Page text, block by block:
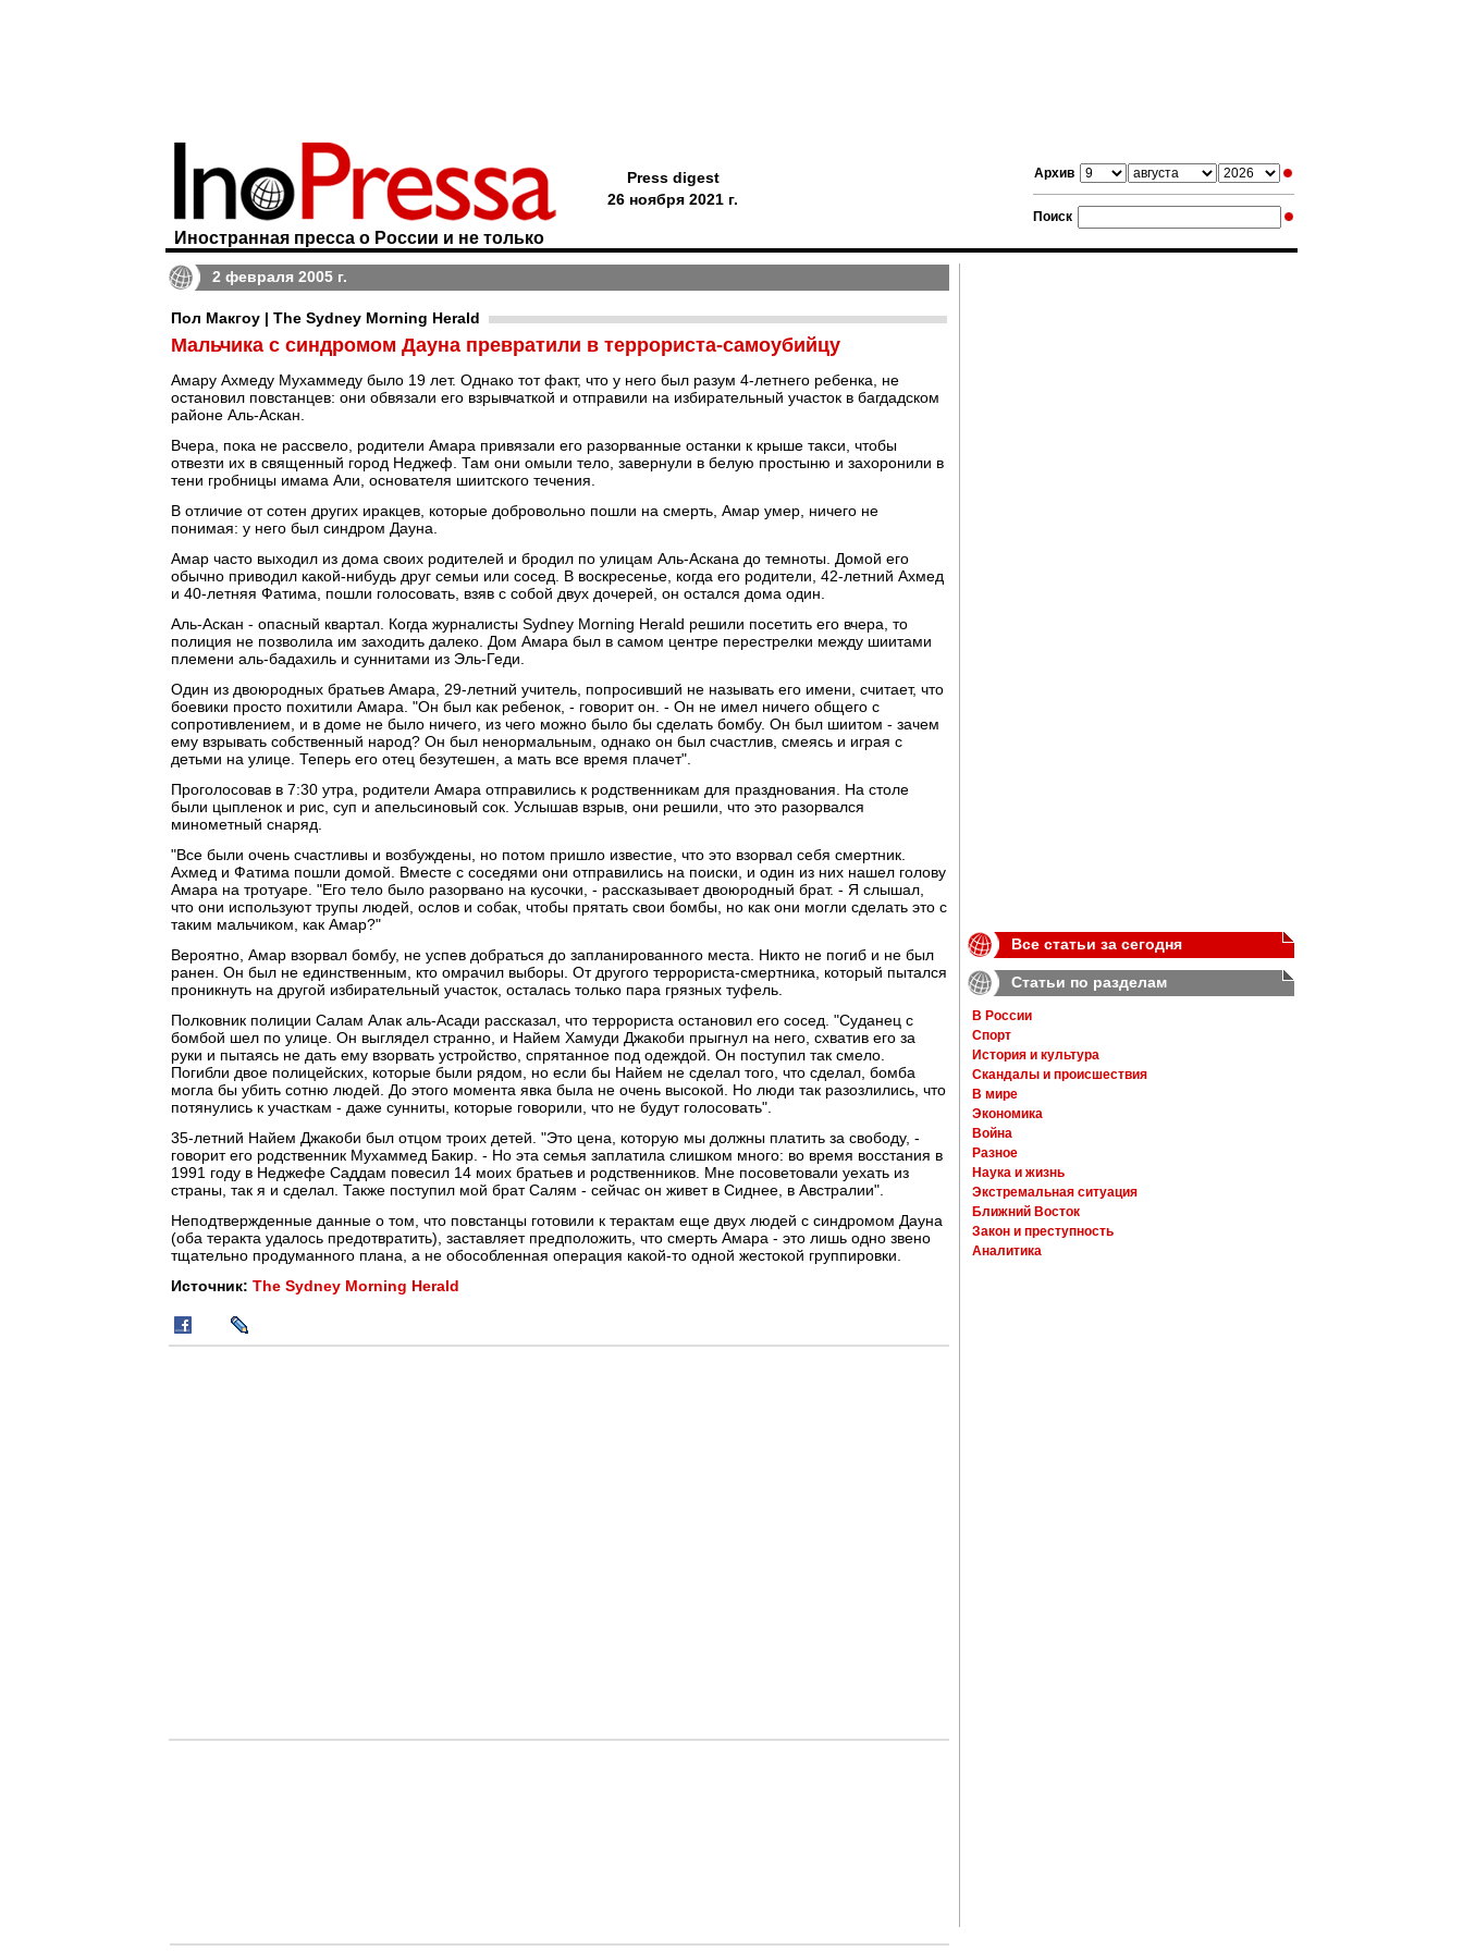
Архив
Поиск
Иностранная пресса о России и не только
Press digest
26 ноября 2021 г.
2 февраля 2005 г.
Пол Макгоу | The Sydney Morning Herald
Мальчика с синдромом Дауна превратили в террориста-самоубийцу
Амару Ахмеду Мухаммеду было 19 лет. Однако тот факт, что у него был разум 4-летнего ребенка, не
остановил повстанцев: они обвязали его взрывчаткой и отправили на избирательный участок в багдадском
районе Аль-Аскан.
Вчера, пока не рассвело, родители Амара привязали его разорванные останки к крыше такси, чтобы
отвезти их в священный город Неджеф. Там они омыли тело, завернули в белую простыню и захоронили в
тени гробницы имама Али, основателя шиитского течения.
В отличие от сотен других иракцев, которые добровольно пошли на смерть, Амар умер, ничего не
понимая: у него был синдром Дауна.
Амар часто выходил из дома своих родителей и бродил по улицам Аль-Аскана до темноты. Домой его
обычно приводил какой-нибудь друг семьи или сосед. В воскресенье, когда его родители, 42-летний Ахмед
и 40-летняя Фатима, пошли голосовать, взяв с собой двух дочерей, он остался дома один.
Аль-Аскан - опасный квартал. Когда журналисты Sydney Morning Herald решили посетить его вчера, то
полиция не позволила им заходить далеко. Дом Амара был в самом центре перестрелки между шиитами
племени аль-бадахиль и суннитами из Эль-Геди.
Один из двоюродных братьев Амара, 29-летний учитель, попросивший не называть его имени, считает, что
боевики просто похитили Амара. "Он был как ребенок, - говорит он. - Он не имел ничего общего с
сопротивлением, и в доме не было ничего, из чего можно было бы сделать бомбу. Он был шиитом - зачем
ему взрывать собственный народ? Он был ненормальным, однако он был счастлив, смеясь и играя с
детьми на улице. Теперь его отец безутешен, а мать все время плачет".
Проголосовав в 7:30 утра, родители Амара отправились к родственникам для празднования. На столе
были цыпленок и рис, суп и апельсиновый сок. Услышав взрыв, они решили, что это разорвался
минометный снаряд.
"Все были очень счастливы и возбуждены, но потом пришло известие, что это взорвал себя смертник.
Ахмед и Фатима пошли домой. Вместе с соседями они отправились на поиски, и один из них нашел голову
Амара на тротуаре. "Его тело было разорвано на кусочки, - рассказывает двоюродный брат. - Я слышал,
что они используют трупы людей, ослов и собак, чтобы прятать свои бомбы, но как они могли сделать это с
таким мальчиком, как Амар?"
Вероятно, Амар взорвал бомбу, не успев добраться до запланированного места. Никто не погиб и не был
ранен. Он был не единственным, кто омрачил выборы. От другого террориста-смертника, который пытался
проникнуть на другой избирательный участок, осталась только пара грязных туфель.
Полковник полиции Салам Алак аль-Асади рассказал, что террориста остановил его сосед. "Суданец с
бомбой шел по улице. Он выглядел странно, и Найем Хамуди Джакоби прыгнул на него, схватив его за
руки и пытаясь не дать ему взорвать устройство, спрятанное под одеждой. Он поступил так смело.
Погибли двое полицейских, которые были рядом, но если бы Найем не сделал того, что сделал, бомба
могла бы убить сотню людей. До этого момента явка была не очень высокой. Но люди так разозлились, что
потянулись к участкам - даже сунниты, которые говорили, что не будут голосовать".
35-летний Найем Джакоби был отцом троих детей. "Это цена, которую мы должны платить за свободу, -
говорит его родственник Мухаммед Бакир. - Но эта семья заплатила слишком много: во время восстания в
1991 году в Неджефе Саддам повесил 14 моих братьев и родственников. Мне посоветовали уехать из
страны, так я и сделал. Также поступил мой брат Салям - сейчас он живет в Сиднее, в Австралии".
Неподтвержденные данные о том, что повстанцы готовили к терактам еще двух людей с синдромом Дауна
(оба теракта удалось предотвратить), заставляет предположить, что смерть Амара - это лишь одно звено
тщательно продуманного плана, а не обособленная операция какой-то одной жестокой группировки.
Источник: The Sydney Morning Herald
Все статьи за сегодня
Статьи по разделам
В России
Спорт
История и культура
Скандалы и происшествия
В мире
Экономика
Война
Разное
Наука и жизнь
Экстремальная ситуация
Ближний Восток
Закон и преступность
Аналитика